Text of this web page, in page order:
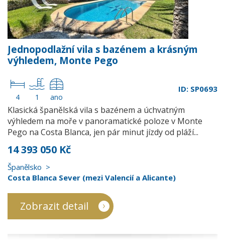
Jednopodlažní vila s bazénem a krásným
výhledem, Monte Pego
4 1 ano
ID: SP0693
Klasická španělská vila s bazénem a úchvatným
výhledem na moře v panoramatické poloze v Monte
Pego na Costa Blanca, jen pár minut jízdy od pláží...
14 393 050 Kč
Španělsko
Costa Blanca Sever (mezi Valencií a Alicante)
Zobrazit detail